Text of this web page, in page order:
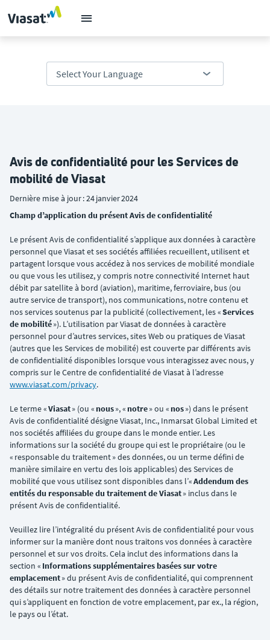
Avis de confidentialité pour les Services de
mobilité de Viasat
Dernière mise à jour : 24 janvier 2024
Champ d’application du présent Avis de confidentialité
Le présent Avis de confidentialité s’applique aux données à caractère
personnel que Viasat et ses sociétés affiliées recueillent, utilisent et
partagent lorsque vous accédez à nos services de mobilité mondiale
ou que vous les utilisez, y compris notre connectivité Internet haut
débit par satellite à bord (aviation), maritime, ferroviaire, bus (ou
autre service de transport), nos communications, notre contenu et
nos services soutenus par la publicité (collectivement, les «Services
de mobilité»). L’utilisation par Viasat de données à caractère
personnel pour d’autres services, sites Web ou pratiques de Viasat
(autres que les Services de mobilité) est couverte par différents avis
de confidentialité disponibles lorsque vous interagissez avec nous, y
compris sur le Centre de confidentialité de Viasat à l’adresse
www.viasat.com/privacy.
Le terme «Viasat» (ou « nous», « notre» ou « nos») dans le présent
Avis de confidentialité désigne Viasat, Inc., Inmarsat Global Limited et
nos sociétés affiliées du groupe dans le monde entier. Les
informations sur la société du groupe qui est le propriétaire (ou le
« responsable du traitement » des données, ou un terme défini de
manière similaire en vertu des lois applicables) des Services de
mobilité que vous utilisez sont disponibles dans l’«Addendum des
entités du responsable du traitement de Viasat» inclus dans le
présent Avis de confidentialité.
Veuillez lire l’intégralité du présent Avis de confidentialité pour vous
informer sur la manière dont nous traitons vos données à caractère
personnel et sur vos droits. Cela inclut des informations dans la
section « Informations supplémentaires basées sur votre
emplacement» du présent Avis de confidentialité, qui comprennent
des détails sur notre traitement des données à caractère personnel
qui s’appliquent en fonction de votre emplacement, par ex., la région,
le pays ou l’état.